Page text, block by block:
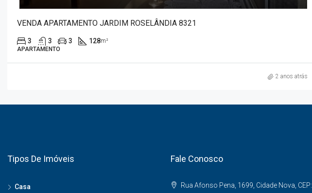
VENDA APARTAMENTO JARDIM ROSELÂNDIA 8321
3 3 3 128m²
APARTAMENTO
2 anos atrás
Tipos De Imóveis
Casa
Fale Conosco
Rua Afonso Pena, 1699, Cidade Nova, CEP: